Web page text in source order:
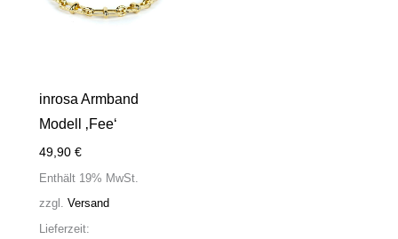
inrosa Armband
Modell ‚Fee‘
49,90 €
Enthält 19% MwSt.
zzgl. Versand
Lieferzeit: